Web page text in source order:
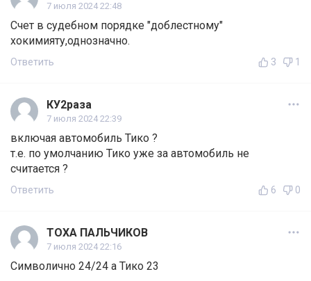
7 июля 2024 22:48
Счет в судебном порядке "доблестному"
хокимияту,однозначно.
Ответить 3 1
КУ2раза
7 июля 2024 22:39
включая автомобиль Тико ?
т.е. по умолчанию Тико уже за автомобиль не
считается ?
Ответить 6 0
ТОХА ПАЛЬЧИКОВ
7 июля 2024 22:16
Символично 24/24 а Тико 23